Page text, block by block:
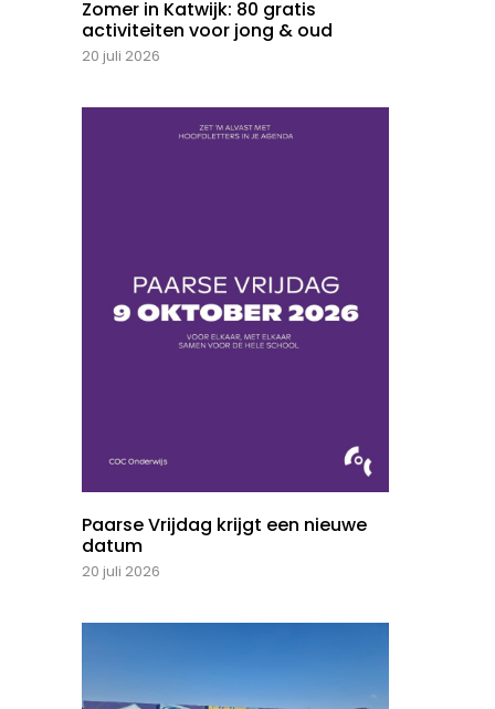
Zomer in Katwijk: 80 gratis
activiteiten voor jong & oud
20 juli 2026
Paarse Vrijdag krijgt een nieuwe
datum
20 juli 2026